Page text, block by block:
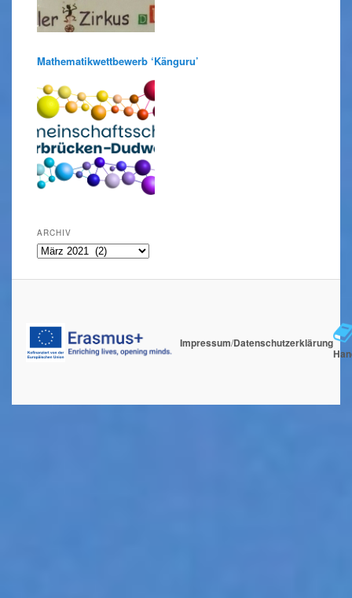
Mathematikwettbewerb ‘Känguru’
ARCHIV
Archiv
Impressum/Datenschutzerklärung